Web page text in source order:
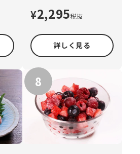
¥2,295税抜
詳しく見る